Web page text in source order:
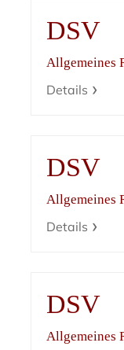
DSV
Allgemeines
Details
DSV
Allgemeines
Details
DSV
Allgemeines